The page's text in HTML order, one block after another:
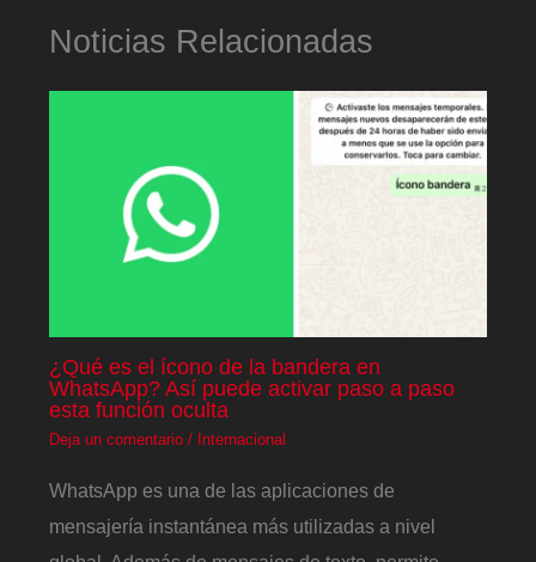
Noticias Relacionadas
¿Qué es el ícono de la bandera en
WhatsApp? Así puede activar paso a paso
esta función oculta
Deja un comentario / Internacional
WhatsApp es una de las aplicaciones de
mensajería instantánea más utilizadas a nivel